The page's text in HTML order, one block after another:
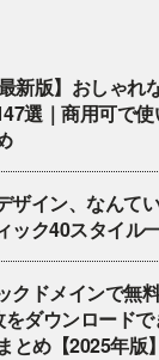
最新版】おしゃれ
選｜商用可で
ザイン、なんて
ック40スタイル
クドメインで無
ダウンロード
とめ【2025年版】